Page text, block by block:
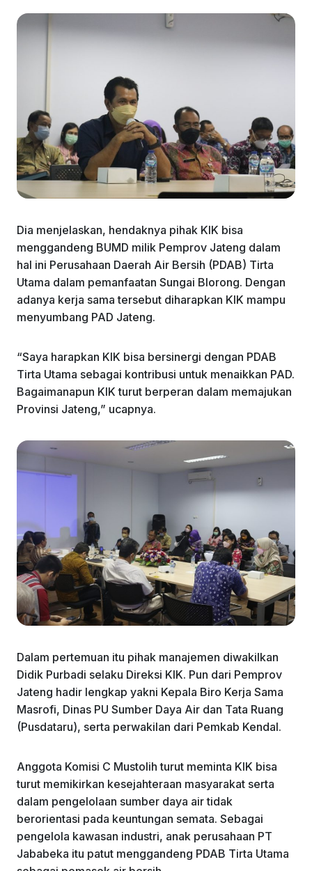
Dia menjelaskan, hendaknya pihak KIK bisa
menggandeng BUMD milik Pemprov Jateng dalam
hal ini Perusahaan Daerah Air Bersih (PDAB) Tirta
Utama dalam pemanfaatan Sungai Blorong. Dengan
adanya kerja sama tersebut diharapkan KIK mampu
menyumbang PAD Jateng.
“Saya harapkan KIK bisa bersinergi dengan PDAB
Tirta Utama sebagai kontribusi untuk menaikkan PAD.
Bagaimanapun KIK turut berperan dalam memajukan
Provinsi Jateng,” ucapnya.
Dalam pertemuan itu pihak manajemen diwakilkan
Didik Purbadi selaku Direksi KIK. Pun dari Pemprov
Jateng hadir lengkap yakni Kepala Biro Kerja Sama
Masrofi, Dinas PU Sumber Daya Air dan Tata Ruang
(Pusdataru), serta perwakilan dari Pemkab Kendal.
Anggota Komisi C Mustolih turut meminta KIK bisa
turut memikirkan kesejahteraan masyarakat serta
dalam pengelolaan sumber daya air tidak
berorientasi pada keuntungan semata. Sebagai
pengelola kawasan industri, anak perusahaan PT
Jababeka itu patut menggandeng PDAB Tirta Utama